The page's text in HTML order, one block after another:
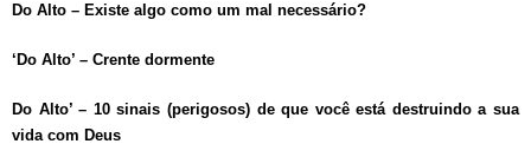
Do Alto – Existe algo como um mal necessário?
‘Do Alto’ – Crente dormente
Do Alto’ – 10 sinais (perigosos) de que você está destruindo a sua
vida com Deus